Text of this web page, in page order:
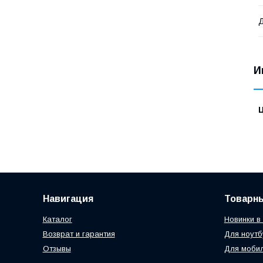
Навигация
Каталог
Возврат и гарантия
Отзывы
Новинки в
Для
Для